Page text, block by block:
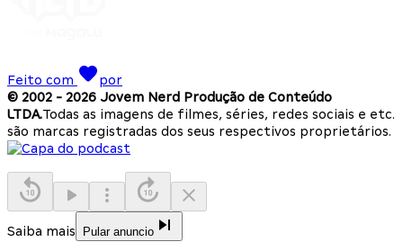
Feito com
por
© 2002 - 2026 Jovem Nerd Produção de Conteúdo
LTDA.Todas as imagens de filmes, séries, redes sociais e etc.
são marcas registradas dos seus respectivos proprietários.
Saiba mais Pular anuncio